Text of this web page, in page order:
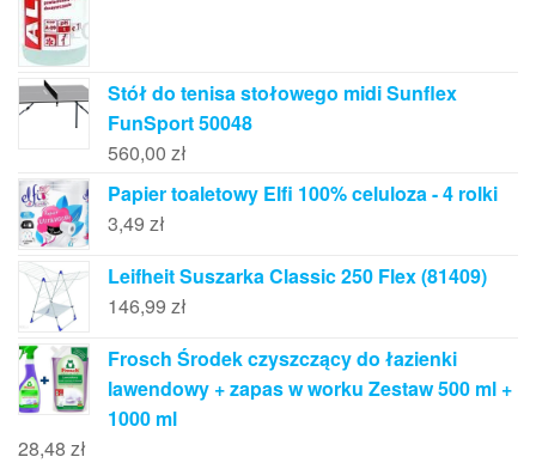
Stół do tenisa stołowego midi Sunflex
FunSport 50048
560,00 zł
Papier toaletowy Elfi 100% celuloza - 4 rolki
3,49 zł
Leifheit Suszarka Classic 250 Flex (81409)
146,99 zł
Frosch Środek czyszczący do łazienki
lawendowy + zapas w worku Zestaw 500 ml +
1000 ml
28,48 zł